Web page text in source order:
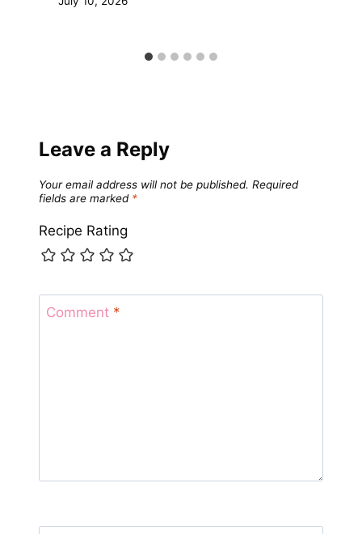
Leave a Reply
Your email address will not be published. Required
fields are marked *
Recipe Rating
Comment *